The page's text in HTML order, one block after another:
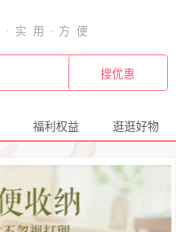
福利权益 逛逛好物